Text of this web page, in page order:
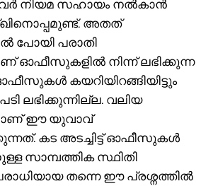
നിയമ സഹായം നൽകാൻ
അതത്
പോയി പരാതി
ഓഫീസുകളിൽ നിന്ന് ലഭിക്കുന്ന
കയറിയിറങ്ങിയിട്ടും
ലഭിക്കുന്നില്ല. വലിയ
ഈ യുവാവ്
കട അടച്ചിട്ട് ഓഫീസുകൾ
സാമ്പത്തിക സ്ഥിതി
തന്നെ ഈ പ്രശ്നത്തിൽ